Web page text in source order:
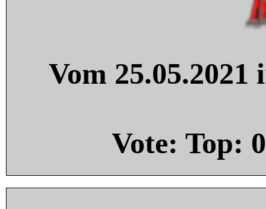
Vom
Vote: Top: 0